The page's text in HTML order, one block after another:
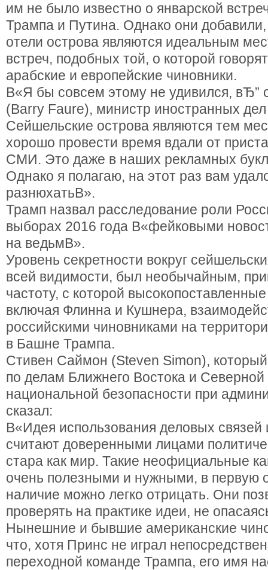
им не было известно о январской
Трампа и Путина. Однако они
отели острова являются идеальным
встреч, подобных той, о которой
арабские и европейские чиновники.
В«Я бы совсем этому не удивился, вЂ”
(Barry Faure), министр иностранных
Сейшельские острова являются тем
хорошо провести время вдали от
СМИ. Это даже в наших рекламных
Однако я полагаю, на этот раз вам
разнюхатьВ».
Трамп назвал расследование роли
выборах 2016 года В«фейковыми
на ведьмВ».
Уровень секретности вокруг
всей видимости, был необычайным,
частоту, с которой
включая Флинна и Кушнера,
российскими чиновниками на
в Башне Трампа.
Стивен Саймон (Steven Simon),
по делам Ближнего Востока и
национальной безопасности при
сказал:
В«Идея использования деловых
считают доверенными лицами
стара как мир. Такие неофициальные
очень полезными и нужными, в первую
наличие можно легко отрицать. Они
проверять на практике идеи, не
Нынешние и бывшие американские
что, хотя Принс не играл
переходной команде Трампа, его имя